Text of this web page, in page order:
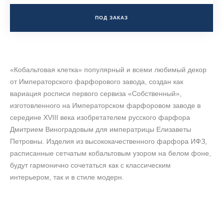
ПОД ЗАКАЗ
«Кобальтовая клетка» популярный и всеми любимый декор
от Императорского фарфорового завода, создан как
вариация росписи первого сервиза «Собственный»,
изготовленного на Императорском фарфоровом заводе в
середине XVIII века изобретателем русского фарфора
Дмитрием Виноградовым для императрицы Елизаветы
Петровны. Изделия из высококачественного фарфора ИФЗ,
расписанные сетчатым кобальтовым узором на белом фоне,
будут гармонично сочетаться как с классическим
интерьером, так и в стиле модерн.